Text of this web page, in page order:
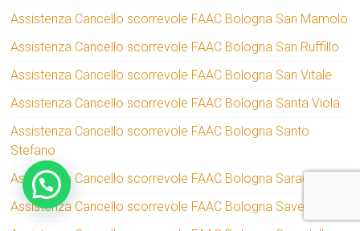
Assistenza Cancello scorrevole FAAC Bologna San Mamolo
Assistenza Cancello scorrevole FAAC Bologna San Ruffillo
Assistenza Cancello scorrevole FAAC Bologna San Vitale
Assistenza Cancello scorrevole FAAC Bologna Santa Viola
Assistenza Cancello scorrevole FAAC Bologna Santo
Stefano
Assistenza Cancello scorrevole FAAC Bologna Saragozza
Assistenza Cancello scorrevole FAAC Bologna Savena